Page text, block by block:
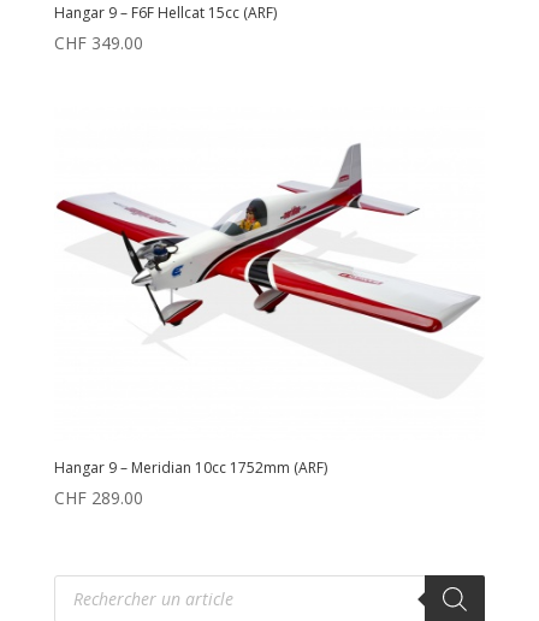
Hangar 9 – F6F Hellcat 15cc (ARF)
CHF349.00
Hangar 9 – Meridian 10cc 1752mm (ARF)
CHF289.00
Recherche
produits